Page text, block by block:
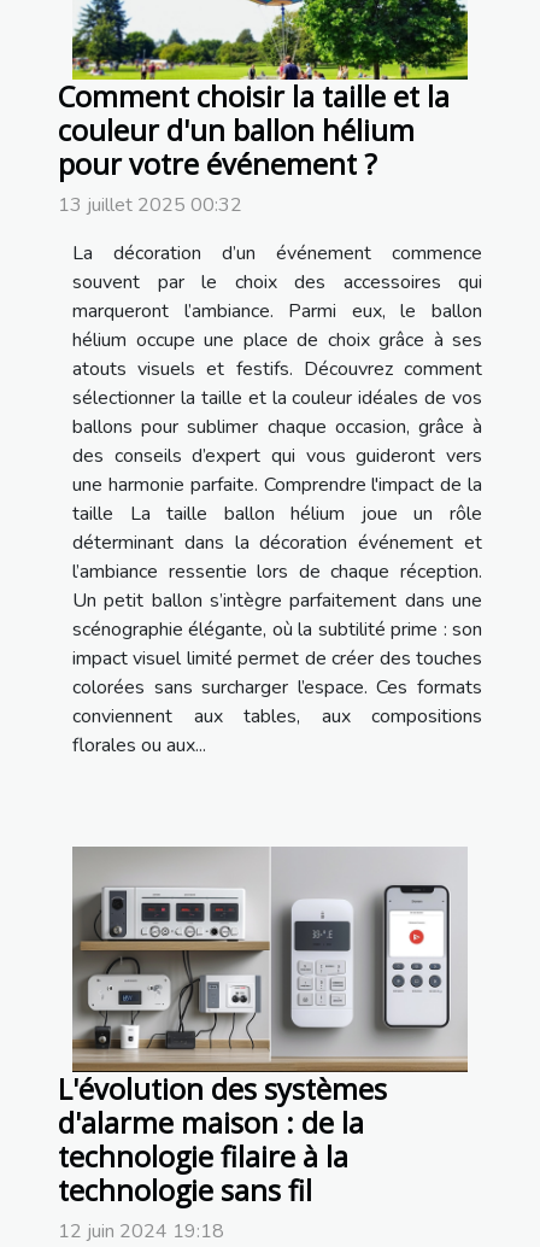
Comment choisir la taille et la
couleur d'un ballon hélium
pour votre événement ?
13 juillet 2025 00:32
La décoration d’un événement commence
souvent par le choix des accessoires qui
marqueront l’ambiance. Parmi eux, le ballon
hélium occupe une place de choix grâce à ses
atouts visuels et festifs. Découvrez comment
sélectionner la taille et la couleur idéales de vos
ballons pour sublimer chaque occasion, grâce à
des conseils d’expert qui vous guideront vers
une harmonie parfaite. Comprendre l'impact de la
taille La taille ballon hélium joue un rôle
déterminant dans la décoration événement et
l’ambiance ressentie lors de chaque réception.
Un petit ballon s’intègre parfaitement dans une
scénographie élégante, où la subtilité prime : son
impact visuel limité permet de créer des touches
colorées sans surcharger l’espace. Ces formats
conviennent aux tables, aux compositions
florales ou aux...
L'évolution des systèmes
d'alarme maison : de la
technologie filaire à la
technologie sans fil
12 juin 2024 19:18